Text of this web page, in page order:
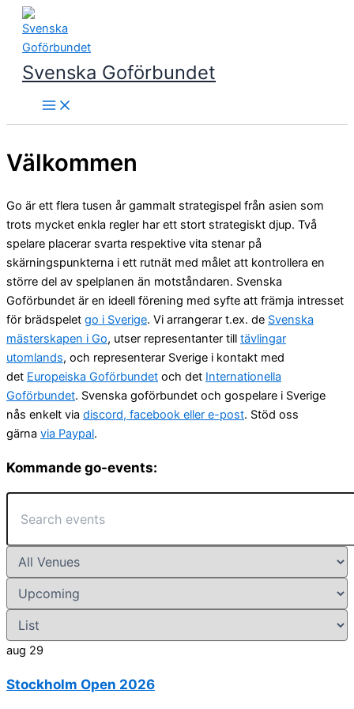
Hoppa
innehåll
Svenska Goförbundet
Välkommen
Go är ett flera tusen år gammalt strategispel från asien som
trots mycket enkla regler har ett stort strategiskt djup. Två
spelare placerar svarta respektive vita stenar på
skärningspunkterna i ett rutnät med målet att kontrollera en
större del av spelplanen än motståndaren. Svenska
Goförbundet är en ideell förening med syfte att främja intresset
för brädspelet go i Sverige. Vi arrangerar t.ex. de Svenska
mästerskapen i Go, utser representanter till tävlingar
utomlands, och representerar Sverige i kontakt med
det Europeiska Goförbundet och det Internationella
Goförbundet. Svenska goförbundet och gospelare i Sverige
nås enkelt via discord, facebook eller e-post. Stöd oss
gärna via Paypal.
Kommande go-events:
aug 29
Stockholm Open 2026